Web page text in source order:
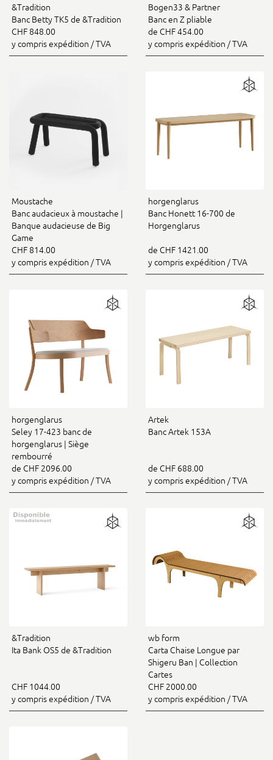
&Tradition
Banc Betty TK5 de &Tradition
CHF 848.00
y compris expédition / TVA
Bogen33 & Partner
Banc en Z pliable
de CHF 454.00
y compris expédition / TVA
Moustache
Banc audacieux à moustache |
Banque audacieuse de Big
Game
CHF 814.00
y compris expédition / TVA
horgenglarus
Banc Honett 16-700 de
Horgenglarus
de CHF 1421.00
y compris expédition / TVA
horgenglarus
Seley 17-423 banc de
horgenglarus | Siège
rembourré
de CHF 2096.00
y compris expédition / TVA
Artek
Banc Artek 153A
de CHF 688.00
y compris expédition / TVA
&Tradition
Ita Bank OS5 de &Tradition
CHF 1044.00
y compris expédition / TVA
wb form
Carta Chaise Longue par
Shigeru Ban | Collection
Cartes
CHF 2000.00
y compris expédition / TVA